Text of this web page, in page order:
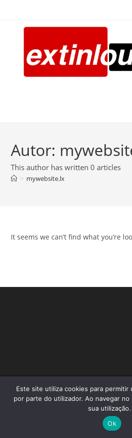
Autor:
This author has written 0 articles
> mywebsite.lx
It seems we can’t find what you’re
Copyright - WordPress Theme
Este site utiliza cookies para permitir
por parte do utilizador. Ao navegar
sua utilização.
Ok